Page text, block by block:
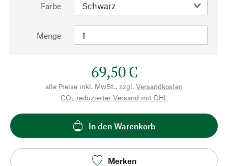
Farbe
Menge
69,50 €
alle Preise inkl. MwSt., zzgl. Versandkosten
CO₂-reduzierter Versand mit DHL
In den Warenkorb
Merken